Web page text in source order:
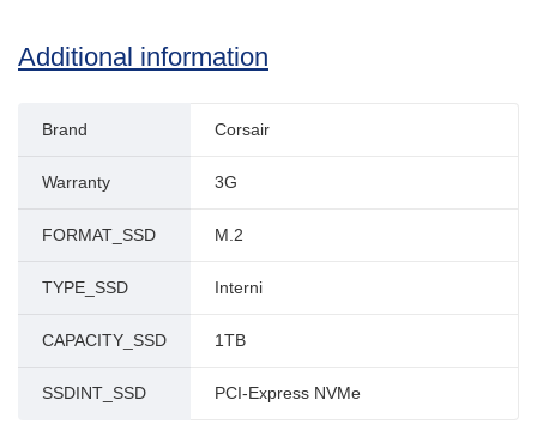
Additional information
Brand Corsair
Warranty 3G
FORMAT_SSD M.2
TYPE_SSD Interni
CAPACITY_SSD 1TB
SSDINT_SSD PCI-Express NVMe